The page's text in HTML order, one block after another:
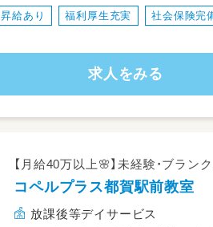
・療育の記録
・電話対応、予約の受付
※2,000種類以上のオリジ
ち帰りの仕事などは一切あ
昇給あり 福利厚生充実 社会保険完
求人をみる
【月給40万以上🌸】未経験・ブラ
コペルプラス都賀駅前教室
放課後等デイサービス